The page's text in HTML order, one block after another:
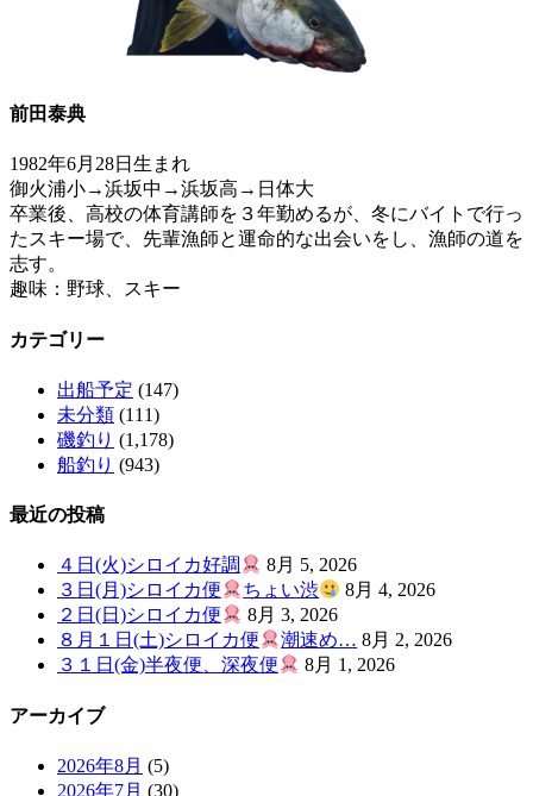
前田泰典
1982年6月28日生まれ
御火浦小→浜坂中→浜坂高→日体大
卒業後、高校の体育講師を３年勤めるが、冬にバイトで行っ
たスキー場で、先輩漁師と運命的な出会いをし、漁師の道を
志す。
趣味：野球、スキー
カテゴリー
出船予定 (147)
未分類 (111)
磯釣り (1,178)
船釣り (943)
最近の投稿
４日(火)シロイカ好調
8月 5, 2026
３日(月)シロイカ便
ちょい渋
8月 4, 2026
２日(日)シロイカ便
8月 3, 2026
８月１日(土)シロイカ便
潮速め… 8月 2, 2026
３１日(金)半夜便、深夜便
8月 1, 2026
アーカイブ
2026年8月 (5)
2026年7月 (30)